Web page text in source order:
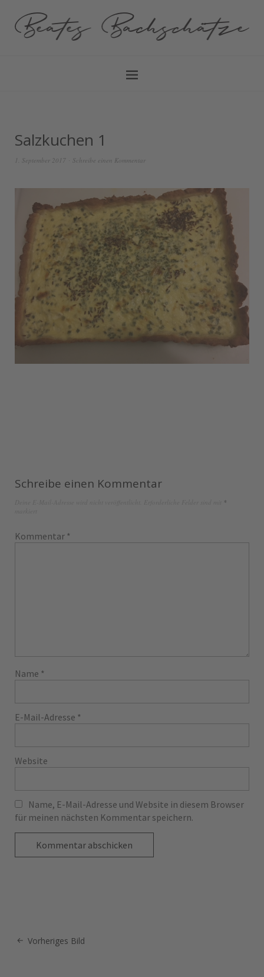
Salzkuchen 1
1. September 2017 Schreibe einen Kommentar
Schreibe einen Kommentar
*
Kommentar *
Name *
E-Mail-Adresse *
Website
Name, E-Mail-Adresse und Website in diesem Browser
für meinen nächsten Kommentar speichern.
Vorheriges Bild